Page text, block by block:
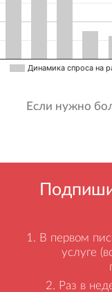
Динамика спроса на
Если нужно
В первом
услуге
Раз в